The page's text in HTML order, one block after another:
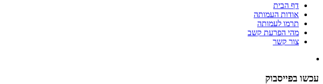
דף הבית
אודות העמותה
תרמו לעמותה
מהי הפרעת קשב
צור קשר
עכשו בפייסבוק